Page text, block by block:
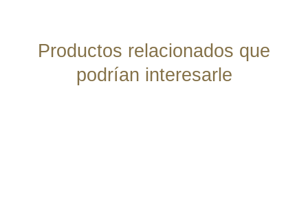
Productos relacionados que
podrían interesarle